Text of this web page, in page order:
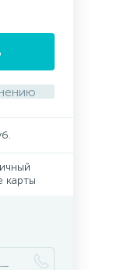
карты